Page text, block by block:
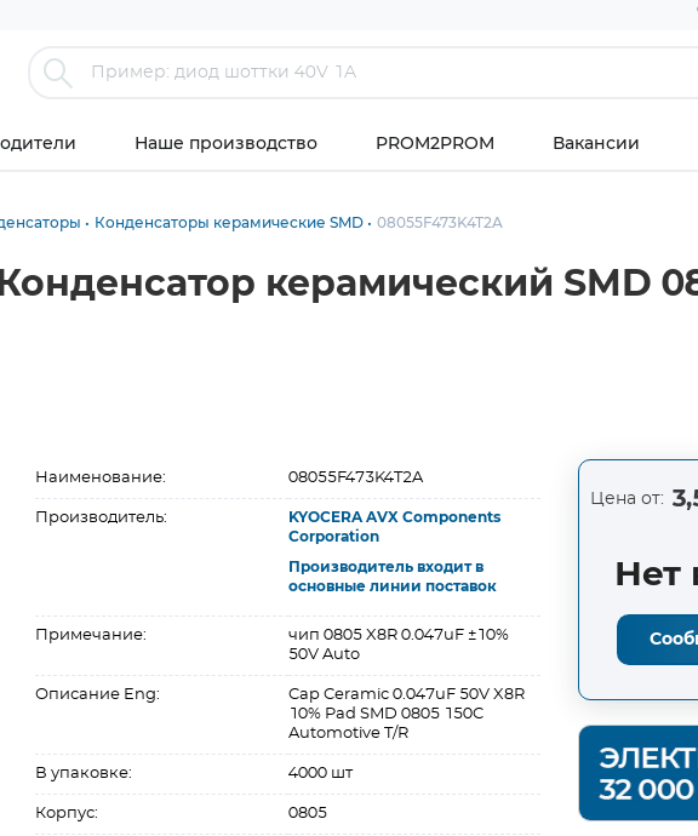
Наше производство PROM2PROM Вакансии
Конденсаторы керамические SMD 08055F473K4T2A
керамический SMD
Наименование: 08055F473K4T2A
Производитель:
KYOCERA AVX Components
Corporation
Производитель входит в
основные линии поставок
Примечание:
чип 0805 X8R 0.047uF ±10%
50V Auto
Описание Eng:
Cap Ceramic 0.047uF 50V X8R
10% Pad SMD 0805 150C
Automotive T/R
В упаковке: 4000 шт
Корпус: 0805
Цена от:
Нет